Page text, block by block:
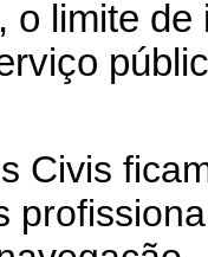
o limite
Civis